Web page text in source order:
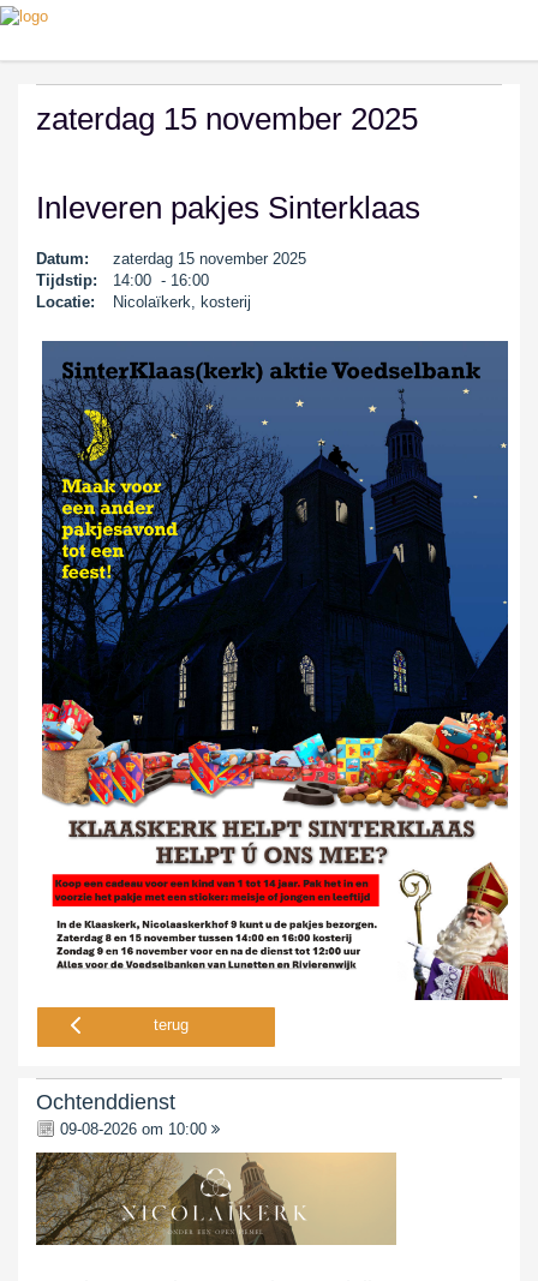
zaterdag 15 november 2025
Inleveren pakjes Sinterklaas
Datum:
zaterdag 15 november 2025
Tijdstip:
14:00 - 16:00
Locatie:
Nicolaïkerk, kosterij
terug
Ochtenddienst
09-08-2026 om 10:00